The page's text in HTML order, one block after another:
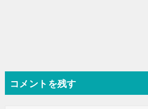
コメントを残す